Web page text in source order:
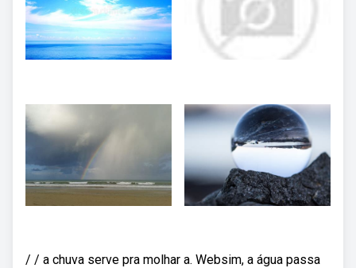
/ / a chuva serve pra molhar a. Websim, a água passa